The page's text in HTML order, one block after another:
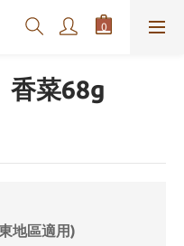
香菜68g
地區適用)